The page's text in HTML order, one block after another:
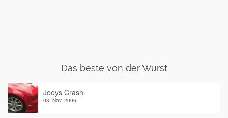
Das beste von der Wurst
Joeys Crash
03. Nov. 2006